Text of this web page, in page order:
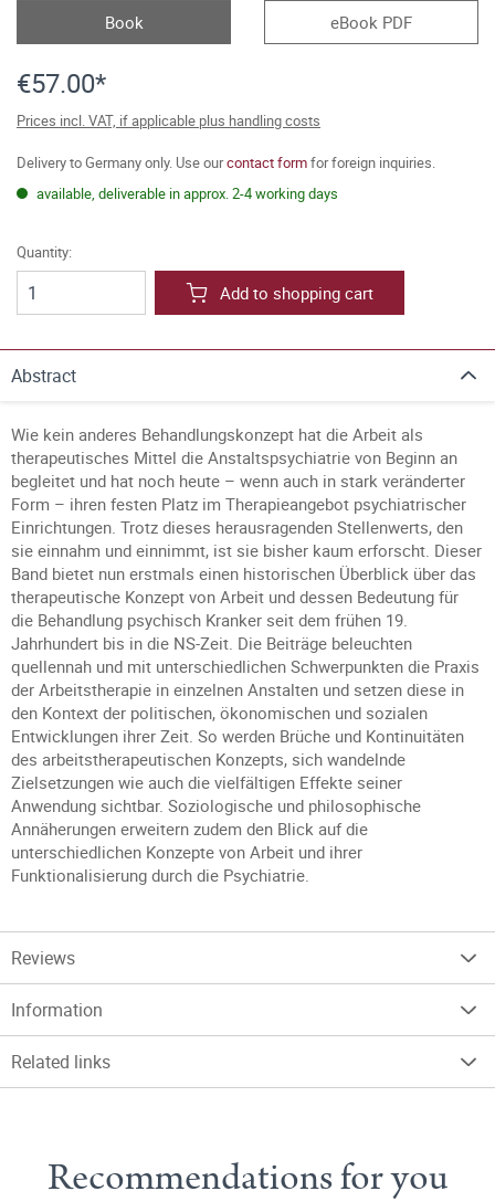
Book eBook PDF
€57.00*
Prices incl. VAT, if applicable plus handling costs
Delivery to Germany only. Use ourcontact formfor foreign inquiries.
available, deliverable in approx. 2-4 working days
Quantity:
Add to shopping cart
Abstract
Wie kein anderes Behandlungskonzept hat die Arbeit als
therapeutisches Mittel die Anstaltspsychiatrie von Beginn an
begleitet und hat noch heute – wenn auch in stark veränderter
Form – ihren festen Platz im Therapieangebot psychiatrischer
Einrichtungen. Trotz dieses herausragenden Stellenwerts, den
sie einnahm und einnimmt, ist sie bisher kaum erforscht. Dieser
Band bietet nun erstmals einen historischen Überblick über das
therapeutische Konzept von Arbeit und dessen Bedeutung für
die Behandlung psychisch Kranker seit dem frühen 19.
Jahrhundert bis in die NS-Zeit. Die Beiträge beleuchten
quellennah und mit unterschiedlichen Schwerpunkten die Praxis
der Arbeitstherapie in einzelnen Anstalten und setzen diese in
den Kontext der politischen, ökonomischen und sozialen
Entwicklungen ihrer Zeit. So werden Brüche und Kontinuitäten
des arbeitstherapeutischen Konzepts, sich wandelnde
Zielsetzungen wie auch die vielfältigen Effekte seiner
Anwendung sichtbar. Soziologische und philosophische
Annäherungen erweitern zudem den Blick auf die
unterschiedlichen Konzepte von Arbeit und ihrer
Funktionalisierung durch die Psychiatrie.
Reviews
Information
Related links
Recommendations for you